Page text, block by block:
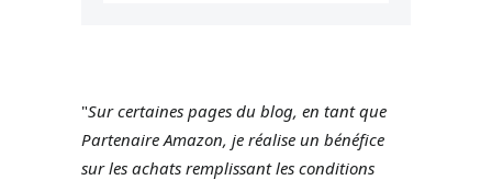
"Sur certaines pages du blog, en tant que
Partenaire Amazon, je réalise un bénéfice
sur les achats remplissant les conditions